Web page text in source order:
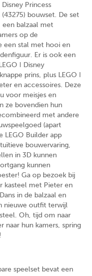
Princess
bouwset. De set
een balzaal met
op de
een stal met hooi en
Er is ook een
ǀ Disney
prins, plus LEGO ǀ
en accessoires. Deze
voor meisjes en
ze bovendien hun
met andere
(apart
LEGO Builder app
bouwervaring,
in 3D kunnen
kunnen
Ga op bezoek bij
kasteel met Pieter en
in de balzaal en
nieuwe outfit terwijl
Oh, tijd om naar
naar hun kamers, spring
speelset bevat een